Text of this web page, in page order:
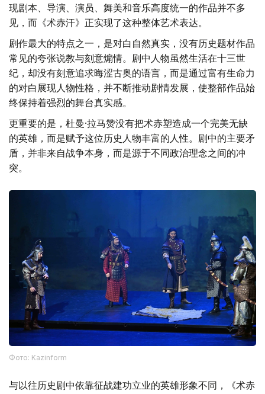
近年来，哈萨克斯坦历史题材戏剧不断涌现，但真正能够实
现剧本、导演、演员、舞美和音乐高度统一的作品并不多
见，而《术赤汗》正实现了这种整体艺术表达。
剧作最大的特点之一，是对白自然真实，没有历史题材作品
常见的夸张说教与刻意煽情。剧中人物虽然生活在十三世
纪，却没有刻意追求晦涩古奥的语言，而是通过富有生命力
的对白展现人物性格，并不断推动剧情发展，使整部作品始
终保持着强烈的舞台真实感。
更重要的是，杜曼·拉马赞没有把术赤塑造成一个完美无缺
的英雄，而是赋予这位历史人物丰富的人性。剧中的主要矛
盾，并非来自战争本身，而是源于不同政治理念之间的冲